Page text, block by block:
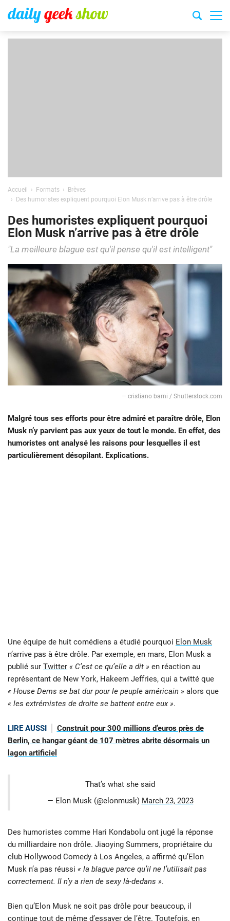
Accueil Formats
Brèves
Des humoristes expliquent pourquoi Elon Musk n’arrive pas à être drôle
Des humoristes expliquent pourquoi
Elon Musk n’arrive pas à être drôle
"La meilleure blague est qu'il pense qu'il est intelligent"
— cristiano barni / Shutterstock.com
Malgré tous ses efforts pour être admiré et paraître drôle, Elon
Musk n’y parvient pas aux yeux de tout le monde. En effet, des
humoristes ont analysé les raisons pour lesquelles il est
particulièrement désopilant. Explications.
Une équipe de huit comédiens a étudié pourquoi Elon Musk
n’arrive pas à être drôle. Par exemple, en mars, Elon Musk a
publié sur Twitter « C’est ce qu’elle a dit » en réaction au
représentant de New York, Hakeem Jeffries, qui a twitté que
« House Dems se bat dur pour le peuple américain » alors que
« les extrémistes de droite se battent entre eux ».
LIRE AUSSI
Construit pour 300 millions d’euros près de
Berlin, ce hangar géant de 107 mètres abrite désormais un
lagon artificiel
That’s what she said
— Elon Musk (@elonmusk) March 23, 2023
Des humoristes comme Hari Kondabolu ont jugé la réponse
du milliardaire non drôle. Jiaoying Summers, propriétaire du
club Hollywood Comedy à Los Angeles, a affirmé qu’Elon
Musk n’a pas réussi « la blague parce qu’il ne l’utilisait pas
correctement. Il n’y a rien de sexy là-dedans ».
Bien qu’Elon Musk ne soit pas drôle pour beaucoup, il
continue tout de même d’essayer de l’être. Toutefois, en